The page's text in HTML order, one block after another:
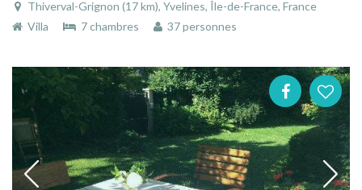
Thiverval-Grignon (17 km), Yvelines, Île-de-France, France
Villa
7 chambres 37 personnes